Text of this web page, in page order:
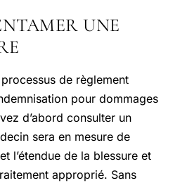
UNE
de règlement
pour dommages
d’abord consulter un
sera en mesure de
l’étendue de la blessure et
approprié. Sans